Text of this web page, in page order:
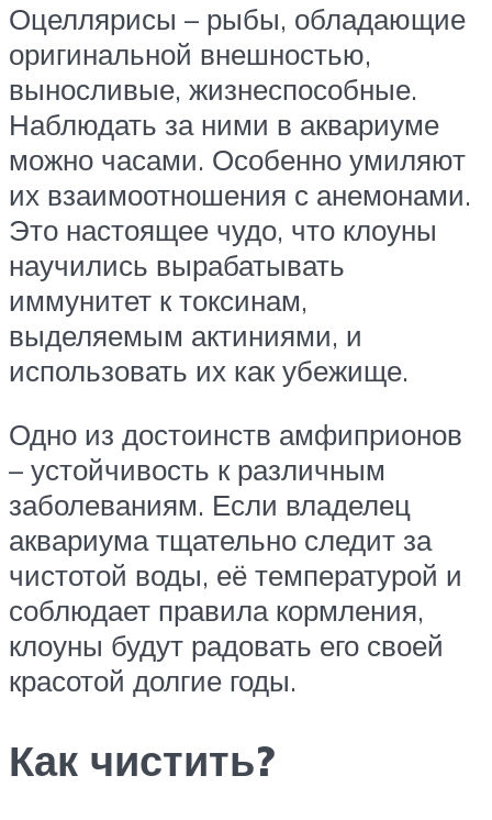
Оцеллярисы – рыбы, обладающие
оригинальной внешностью,
выносливые, жизнеспособные.
Наблюдать за ними в аквариуме
можно часами. Особенно умиляют
их взаимоотношения с анемонами.
Это настоящее чудо, что клоуны
научились вырабатывать
иммунитет к токсинам,
выделяемым актиниями, и
использовать их как убежище.
Одно из достоинств амфиприонов
– устойчивость к различным
заболеваниям. Если владелец
аквариума тщательно следит за
чистотой воды, её температурой и
соблюдает правила кормления,
клоуны будут радовать его своей
красотой долгие годы.
Как чистить?